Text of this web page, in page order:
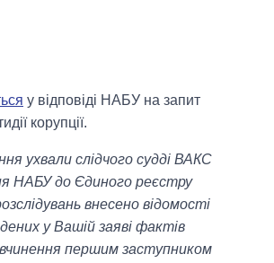
у відповіді НАБУ на запит
корупції.
ухвали слідчого судді ВАКС
НАБУ до Єдиного реєстру
внесено відомості
у Вашій заяві фактів
першим заступником